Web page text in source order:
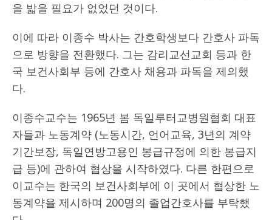
을 밟을 필요가 없었던 것이다.
이에 따라 이종수 박사는 간호학생보다 간호사 파독
으로 방향을 전환했다. 그는 감리교선교회 등과 한
국 보건사회부 등에 간호사 채용과 파독을 제의했
다.
이종수교수는 1965년 봄 독일루터교병원협회 대표
자들과 노동계약 (노동시간, 언어교육, 3년의 계약
기간보장, 독일연방고용인 봉급규정에 의한 봉급지
급 등)에 관하여 협상을 시작하였다. 다른 한편으로
이교수는 한국의 보건사회부에 이 곳에서 협상한 노
동계약을 제시하며 200명의 졸업간호사를 부탁했